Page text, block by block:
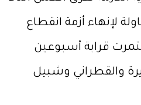
لإنهاء أزمة انقطاع
قرابة أسبوعين
والقطراني وشبيل